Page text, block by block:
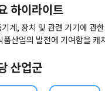
하이라이트
계, 장치 및 관련 기기에 관
품산업의 발전에 기여함을 캐
산업군